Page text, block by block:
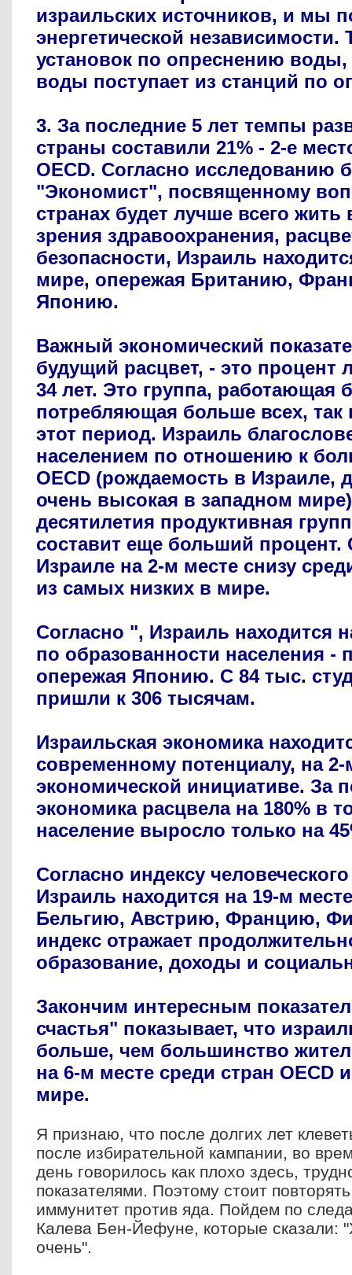
израильских источников, и мы
энергетической независимости.
установок по опреснению воды,
воды поступает из станций по
3. За последние 5 лет темпы
страны составили 21% - 2-е
OECD. Согласно исследованию
"Экономист", посвященному
странах будет лучше всего жить
зрения здравоохранения,
безопасности, Израиль
мире, опережая Британию,
Японию.
Важный экономический
будущий расцвет, - это процент
34 лет. Это группа, работающая
потребляющая больше всех, так
этот период. Израиль
населением по отношению к
OECD (рождаемость в Израиле,
очень высокая в западном
десятилетия продуктивная
составит еще больший процент.
Израиле на 2-м месте снизу
из самых низких в мире.
Согласно ", Израиль находится
по образованности населения -
опережая Японию. С 84 тыс.
пришли к 306 тысячам.
Израильская экономика
современному потенциалу, на
экономической инициативе. За
экономика расцвела на 180% в
население выросло только на
Согласно индексу
Израиль находится на 19-м
Бельгию, Австрию, Францию,
индекс отражает
образование, доходы и
Закончим интересным
счастья" показывает, что
больше, чем большинство
на 6-м месте среди стран OECD
мире.
Я признаю, что после долгих лет
после избирательной кампании, во
день говорилось как плохо здесь,
показателями. Поэтому стоит
иммунитет против яда. Пойдем по
Калева Бен-Йефуне, которые сказали:
очень".